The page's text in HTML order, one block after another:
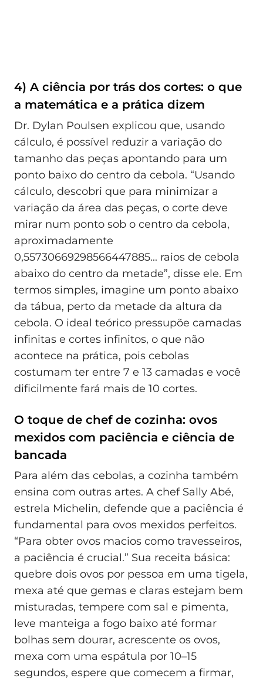
4) A ciência por trás dos cortes: o que
a matemática e a prática dizem
Dr. Dylan Poulsen explicou que, usando
cálculo, é possível reduzir a variação do
tamanho das peças apontando para um
ponto baixo do centro da cebola. “Usando
cálculo, descobri que para minimizar a
variação da área das peças, o corte deve
mirar num ponto sob o centro da cebola,
aproximadamente
0,55730669298566447885... raios de cebola
abaixo do centro da metade”, disse ele. Em
termos simples, imagine um ponto abaixo
da tábua, perto da metade da altura da
cebola. O ideal teórico pressupõe camadas
infinitas e cortes infinitos, o que não
acontece na prática, pois cebolas
costumam ter entre 7 e 13 camadas e você
dificilmente fará mais de 10 cortes.
O toque de chef de cozinha: ovos
mexidos com paciência e ciência de
bancada
Para além das cebolas, a cozinha também
ensina com outras artes. A chef Sally Abé,
estrela Michelin, defende que a paciência é
fundamental para ovos mexidos perfeitos.
“Para obter ovos macios como travesseiros,
a paciência é crucial.” Sua receita básica:
quebre dois ovos por pessoa em uma tigela,
mexa até que gemas e claras estejam bem
misturadas, tempere com sal e pimenta,
leve manteiga a fogo baixo até formar
bolhas sem dourar, acrescente os ovos,
mexa com uma espátula por 10–15
segundos, espere que comecem a firmar,